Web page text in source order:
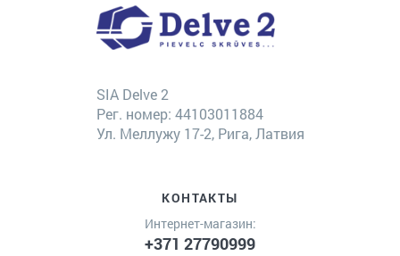
SIA Delve 2
Рег. номер: 44103011884
Ул. Меллужу 17-2, Рига, Латвия
КОНТАКТЫ
Интернет-магазин:
+371 27790999